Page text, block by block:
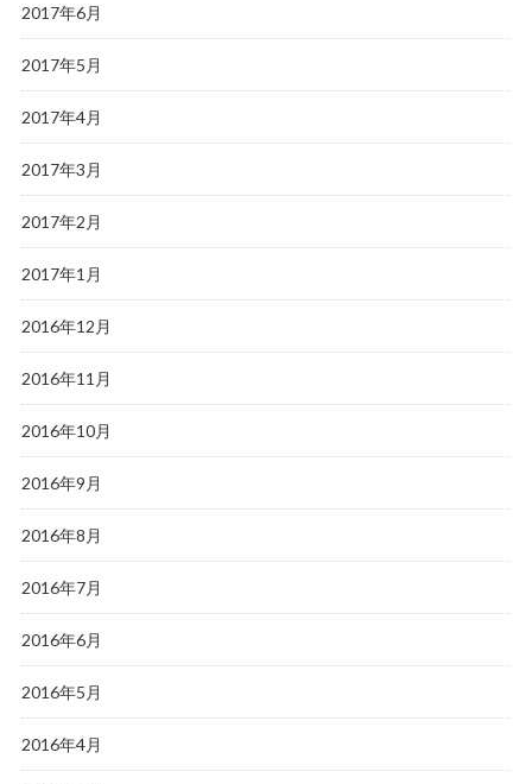
2017年6月
2017年5月
2017年4月
2017年3月
2017年2月
2017年1月
2016年12月
2016年11月
2016年10月
2016年9月
2016年8月
2016年7月
2016年6月
2016年5月
2016年4月